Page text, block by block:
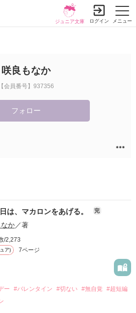
メニュー
ジュニア文庫 ログイン
咲良もなか
【会員番号】937356
フォロー
は、マカロンをあげる。 完
か／著
/2,273
ア) 7ページ
ー #バレンタイン #切ない #無自覚
#超短編